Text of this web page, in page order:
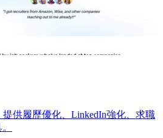
供履歷優化、LinkedIn強化、求職